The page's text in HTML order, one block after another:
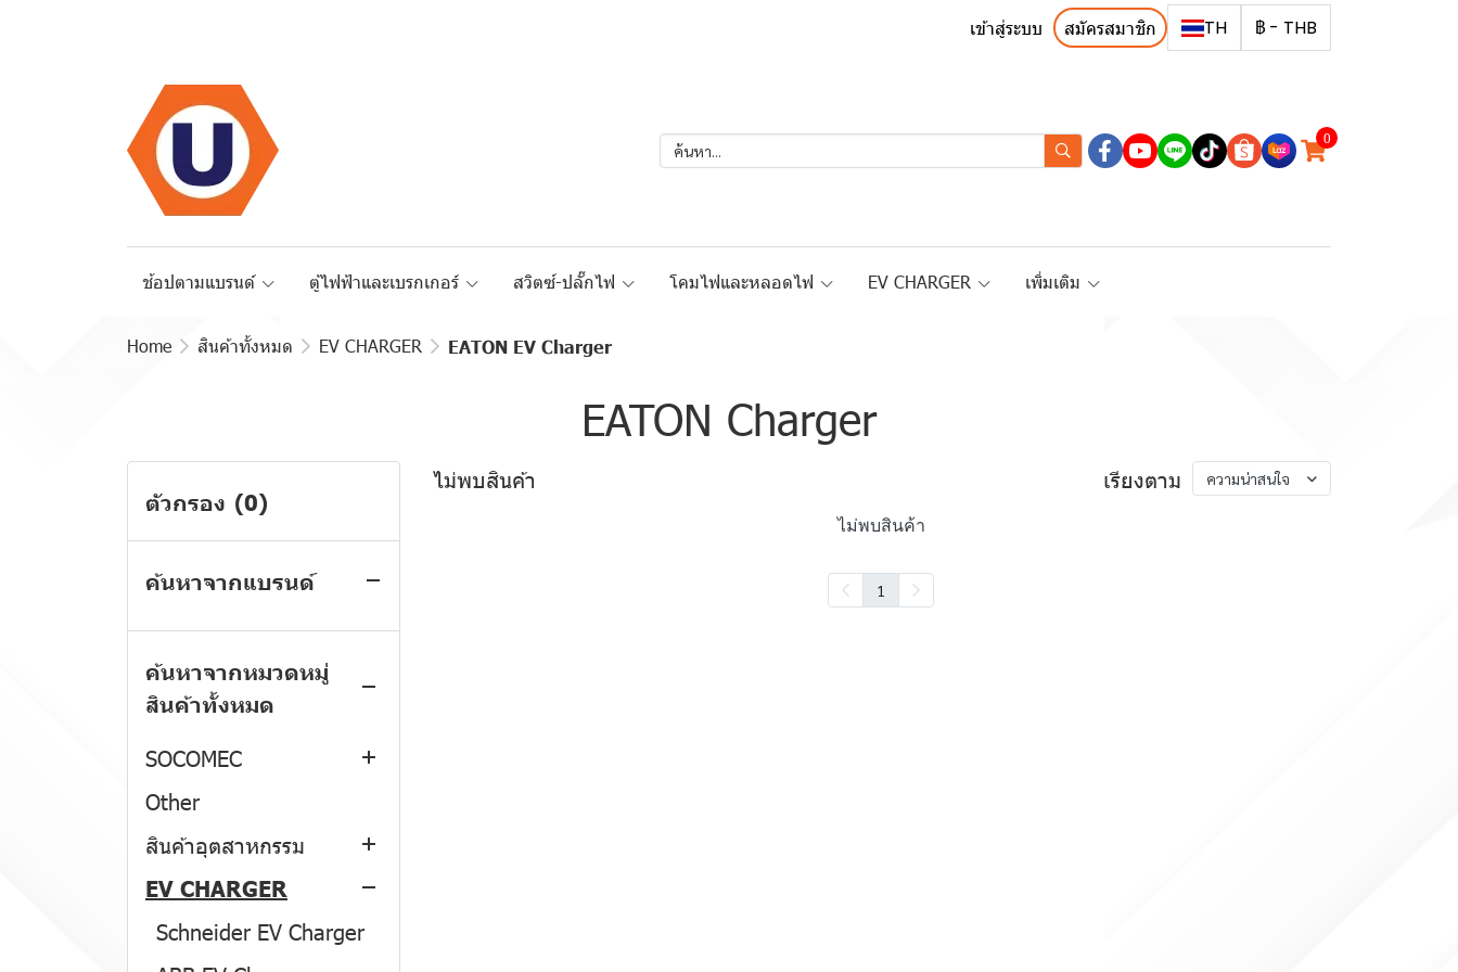
เข้าสู่ระบบ สมัครสมาชิก TH ฿ - THB
0
ช้อปตามแบรนด์ ตู้ไฟฟ้าและเบรกเกอร์ สวิตซ์-ปลั๊กไฟ โคมไฟและหลอดไฟ EV CHARGER เพิ่มเติม
Home สินค้าทั้งหมด EV CHARGER EATON EV Charger
EATON Charger
ตัวกรอง (0)
ค้นหาจากแบรนด์
ค้นหาจากหมวดหมู่
สินค้าทั้งหมด
Switches and Sockets
Consumer Unit
Load Center
EV Charger
Safety Switch
Circuit Breaker
Power Plug and
Industrial Socket
Industrial
APC
Other
BTicino
Switches and Sockets
Popup and Idrobox
Consumer Unit Plug-In
Type
Consumer Unit Din
Enclosure Timer and
Auxiliaries
Accessories
PHILIPS
MITSUBISHI
Consumer Unit
Circuit Breaker
Miniature Circuit
Breaker
Molded Case Circuit
Thermal Overload
Relay
Magnetic Contactors
EATON
Circuit Breaker
Miniature Circuit
Breaker
Fuse
Safety Switch
Control and Signalling
Device
ABB
Consumer Unit
Circuit Breaker
Miniature Circuit
Breaker
Load Center
Molded Case Circuit
MENNEKES
Power Plug and
Industrial Socket
SOCOMEC
Sirco
Sircover
Sirco M
DIRIS A
Other
สินค้าอุตสาหกรรม
Power Plug
Pilot Devices
EV CHARGER
Schneider EV Charger
ไม่พบสินค้า เรียงตาม ความน่าสนใจ
ไม่พบสินค้า
1